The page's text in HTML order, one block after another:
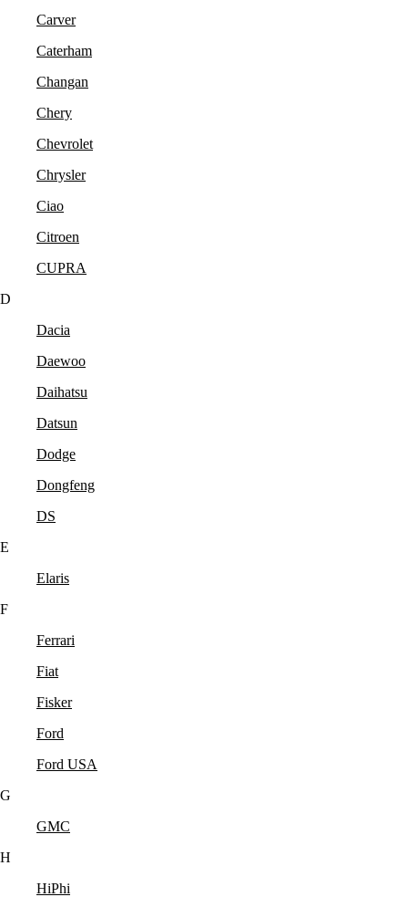
Carver
Caterham
Changan
Chery
Chevrolet
Chrysler
Ciao
Citroen
CUPRA
D
Dacia
Daewoo
Daihatsu
Datsun
Dodge
Dongfeng
DS
E
Elaris
F
Ferrari
Fiat
Fisker
Ford
Ford USA
G
GMC
H
HiPhi